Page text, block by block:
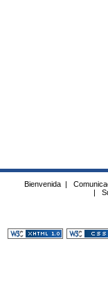
Bienvenida |
|